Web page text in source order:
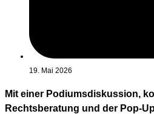
19. Mai 2026
Mit einer Podiumsdiskussion,
Rechtsberatung und der Pop-